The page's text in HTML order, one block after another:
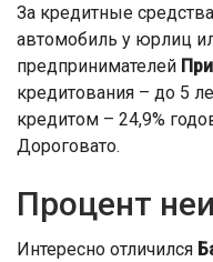
За кредитные
автомобиль у юрлиц
предпринимателей
кредитования – до 5
кредитом – 24,9%
Дороговато.
Процент
Интересно отличился